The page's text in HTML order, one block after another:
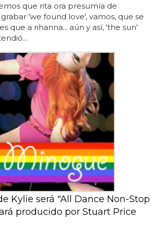
que rita ora presumía de
'we found love', vamos, que se
que a rihanna... aún y así, 'the sun'
Kylie será "All Dance Non-Stop
producido por Stuart Price